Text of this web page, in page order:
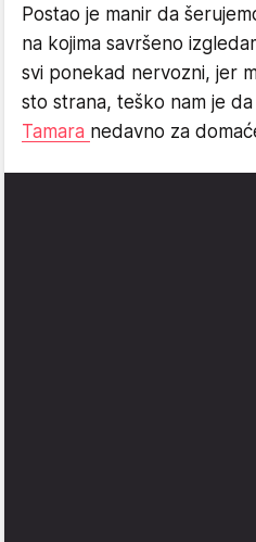
Postao je manir da
na kojima savršeno
svi ponekad nervozni, jer
sto strana, teško nam je
Tamara nedavno za